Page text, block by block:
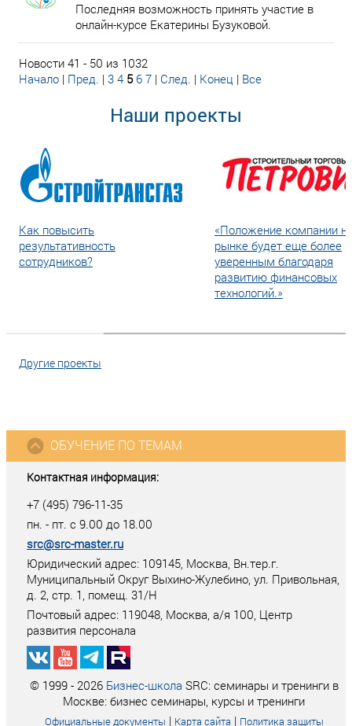
Последняя возможность принять участие в
онлайн-курсе Екатерины Бузуковой.
Новости 41 - 50 из 1032
Начало | Пред. | 3 4 5 6 7 | След. | Конец | Все
Наши проекты
Как повысить
результативность
сотрудников?
«Положение компании
рынке будет еще более
уверенным благодаря
развитию финансовых
технологий.»
Другие проекты
Контактная информация:
+7 (495) 796-11-35
пн. - пт. с 9.00 до 18.00
src@src-master.ru
Юридический адрес: 109145, Москва, Вн.тер.г.
Муниципальный Округ Выхино-Жулебино, ул. Привольная,
д. 2, стр. 1, помещ. 31/Н
Почтовый адрес: 119048, Москва, а/я 100, Центр
развития персонала
ОБУЧЕНИЕ ПО ТЕМАМ
© 1999 - 2026 Бизнес-школа SRC: семинары и тренинги в
Москве: бизнес семинары, курсы и тренинги
Официальные документы | Карта сайта | Политика защиты